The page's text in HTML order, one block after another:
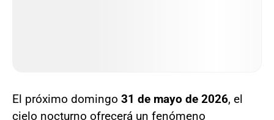
El próximo domingo 31 de mayo de 2026, el
cielo nocturno ofrecerá un fenómeno